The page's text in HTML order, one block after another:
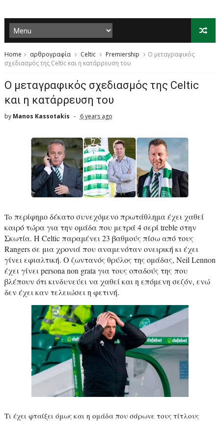
Home αρθρογραφία Celtic Premiership
Ο μεταγραφικός
σχεδιασμός της Celtic και η κατάρρευση του
Ο μεταγραφικός σχεδιασμός της Celtic
και η κατάρρευση του
by Manos Kassotakis 6 years ago
To περίφημο δέκατο συνεχόμενο πρωτάθλημα έχει χαθεί
καιρό τώρα για την ομάδα που μετρά 4 σερίtrebleστην
Σκωτία. Η Celticπαραμένει 23 βαθμούς πίσω από τους
Rangersσε μια χρονιά που αναμενόταν ονειρική κι έχει
γίνει εφιαλτική. O ζωντανός θρύλος της ομάδας, Neil Lennon
έχει γίνειpersona non grata για τους οπαδούς της που
βλέπουν ότι κινδυνεύει να χαθεί και η επόμενη σεζόν, ενώ
δεν έχει καν τελειώσει η φετινή.
Τι έχει φταίξει όμως και η ομάδα που σάρωνε τους τίτλους